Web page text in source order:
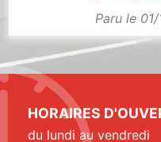
Paru le
HORAIRES
du lundi au vendredi